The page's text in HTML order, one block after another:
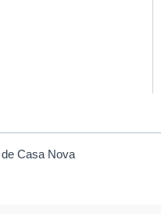
Casa Nova